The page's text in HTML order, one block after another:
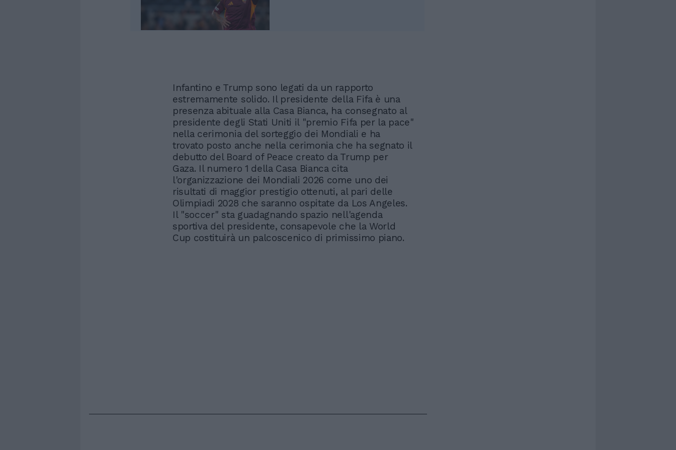
Infantino e Trump sono legati da un rapporto
estremamente solido. Il presidente della Fifa è una
presenza abituale alla Casa Bianca, ha consegnato al
presidente degli Stati Uniti il "premio Fifa per la pace"
nella cerimonia del sorteggio dei Mondiali e ha
trovato posto anche nella cerimonia che ha segnato il
debutto del Board of Peace creato da Trump per
Gaza. Il numero 1 della Casa Bianca cita
l'organizzazione dei Mondiali 2026 come uno dei
risultati di maggior prestigio ottenuti, al pari delle
Olimpiadi 2028 che saranno ospitate da Los Angeles.
Il "soccer" sta guadagnando spazio nell'agenda
sportiva del presidente, consapevole che la World
Cup costituirà un palcoscenico di primissimo piano.